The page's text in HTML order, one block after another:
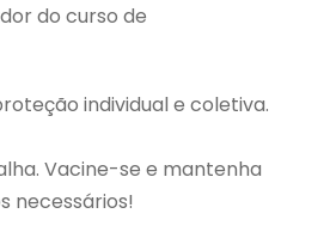
do curso de
individual e coletiva.
Vacine-se e mantenha
necessários!